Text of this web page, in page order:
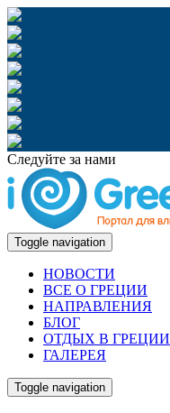
Следуйте за нами
Toggle navigation
НОВОСТИ
ВСЕ О ГРЕЦИИ
НАПРАВЛЕНИЯ
БЛОГ
ОТДЫХ В ГРЕЦИИ
ГАЛЕРЕЯ
Toggle navigation